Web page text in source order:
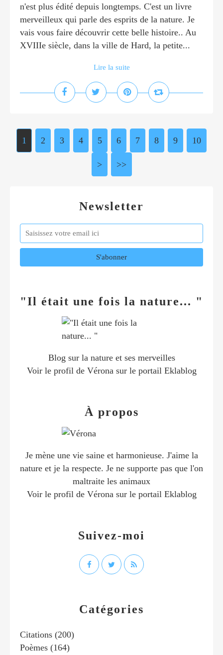
n'est plus édité depuis longtemps. C'est un livre
merveilleux qui parle des esprits de la nature. Je
vais vous faire découvrir cette belle histoire.. Au
XVIIIe siècle, dans la ville de Hard, la petite...
Lire la suite
1 2 3 4 5 6 7 8 9 10
> >>
Newsletter
Catégories
Citations (200)
Poèmes (164)
"Il était une fois la nature... "
Blog sur la nature et ses merveilles
Voir le profil de Véronasur le portail Eklablog
Suivez-moi
À propos
Je mène une vie saine et harmonieuse. J'aime la
nature et je la respecte. Je ne supporte pas que l'on
maltraite les animaux
Voir le profil de Véronasur le portail Eklablog